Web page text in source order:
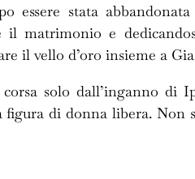
essere stata
il matrimonio e
il vello d’oro insieme a
solo dall’inganno di
figura di donna libera. Non